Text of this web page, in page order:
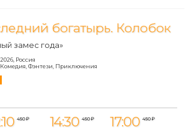
богатырь. Колобок
замес года»
2026, Россия
Комедия, Фэнтези, Приключения
450 ₽ 14:30 450 ₽ 17:00 450 ₽